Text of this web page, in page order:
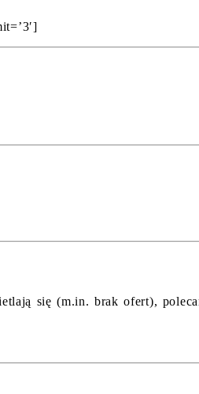
się (m.in. brak ofert),